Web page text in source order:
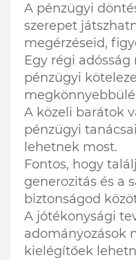
A pénzügyi
szerepet
megérzéseid,
Egy régi adósság
pénzügyi
A közeli barátok
pénzügyi
lehetnek most.
Fontos, hogy
generozitás és a
biztonságod
A jótékonysági
adományozások
kielégítőek